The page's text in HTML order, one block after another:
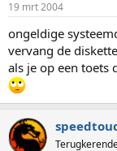
19 mrt 2004
ongeldige
vervang de
als je op een